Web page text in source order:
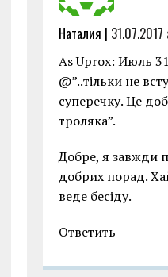
Наталия |
As Uprox: Июль
@”..тільки не
суперечку. Це
троляка”.
Добре, я завжди
добрих порад.
веде бесіду.
Ответить